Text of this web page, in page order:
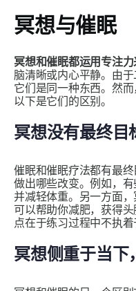
冥想与催眠
冥想和催眠都运用专注
脑清晰或内心平静。由
它们是同一种东西。然而
以下是它们的区别。
冥想没有最终目
催眠和催眠疗法都有最
做出哪些改变。例如，
并减轻体重。另一方面
可以帮助你减肥，获得
点在于练习过程中不执着
冥想侧重于当下